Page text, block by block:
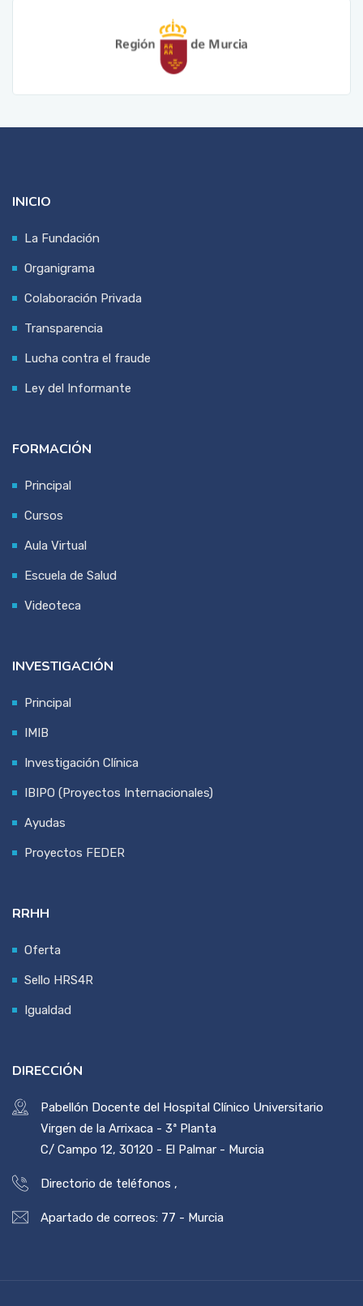
INICIO
La Fundación
Organigrama
Colaboración Privada
Transparencia
Lucha contra el fraude
Ley del Informante
FORMACIÓN
Principal
Cursos
Aula Virtual
Escuela de Salud
Videoteca
INVESTIGACIÓN
Principal
IMIB
Investigación Clínica
IBIPO (Proyectos Internacionales)
Ayudas
Proyectos FEDER
RRHH
Oferta
Sello HRS4R
Igualdad
DIRECCIÓN
Pabellón Docente del Hospital Clínico Universitario
Virgen de la Arrixaca - 3ª Planta
C/ Campo 12, 30120 - El Palmar - Murcia
Directorio de teléfonos ,
Apartado de correos: 77 - Murcia